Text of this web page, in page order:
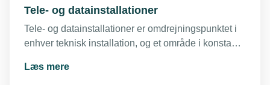
Tele- og datainstallationer
Tele- og datainstallationer er omdrejningspunktet i
enhver teknisk installation, og et område i konstant
Læs mere